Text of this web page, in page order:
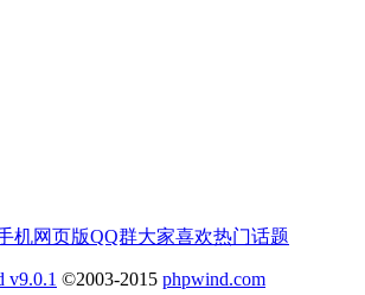
机网页版QQ群大家喜欢热门话题
v9.0.1 ©2003-2015 phpwind.com